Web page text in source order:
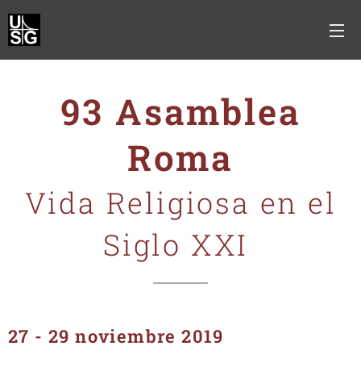
93 Asamblea
Roma
Vida Religiosa en el
Siglo XXI
27 - 29 noviembre 2019